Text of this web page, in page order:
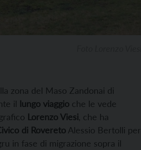
zona del Maso Zandonai di
il lungo viaggio che le vede
Lorenzo Viesi , che ha
di Rovereto Alessio Bertolli per
in fase di migrazione sopra il